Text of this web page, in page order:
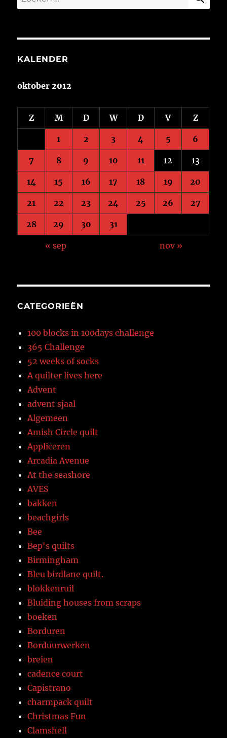
naar:
KALENDER
oktober 2012
Z M D W D V Z
1 2 3 4 5 6
7 8 9 10 11 12 13
14 15 16 17 18 19 20
21 22 23 24 25 26 27
28 29 30 31
« sep nov »
CATEGORIEËN
100 blocks in 100days challenge
365 Challenge
52 weeks of socks
A quilter lives here
Advent
advent sjaal
Algemeen
Amish Circle quilt
Appliceren
Arcadia Avenue
At the seashore
AVES
bakken
beachgirls
Bee
Bep's quilts
Birmingham
Bleu birdlane quilt.
blokkenruil
Bluiding houses from scraps
boeken
Borduren
Borduurwerken
breien
cadence court
Capistrano
charmpack quilt
Christmas Fun
Clamshell